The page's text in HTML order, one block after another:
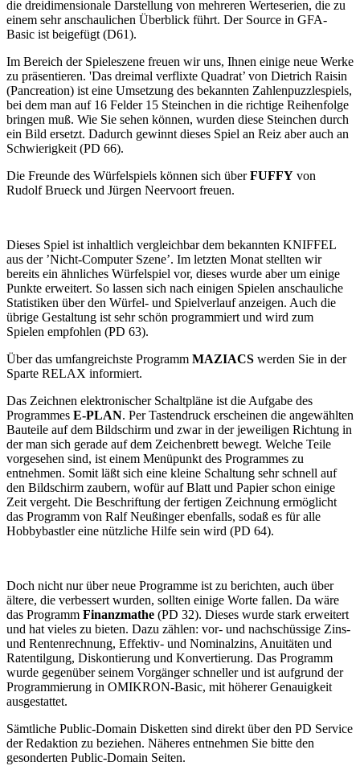
die dreidimensionale Darstellung von mehreren Werteserien, die zu
einem sehr anschaulichen Überblick führt. Der Source in GFA-
Basic ist beigefügt (D61).
Im Bereich der Spieleszene freuen wir uns, Ihnen einige neue Werke
zu präsentieren. 'Das dreimal verflixte Quadrat’ von Dietrich Raisin
(Pancreation) ist eine Umsetzung des bekannten Zahlenpuzzlespiels,
bei dem man auf 16 Felder 15 Steinchen in die richtige Reihenfolge
bringen muß. Wie Sie sehen können, wurden diese Steinchen durch
ein Bild ersetzt. Dadurch gewinnt dieses Spiel an Reiz aber auch an
Schwierigkeit (PD 66).
Die Freunde des Würfelspiels können sich überFUFFY von
Rudolf Brueck und Jürgen Neervoort freuen.
Dieses Spiel ist inhaltlich vergleichbar dem bekannten KNIFFEL
aus der ’Nicht-Computer Szene’. Im letzten Monat stellten wir
bereits ein ähnliches Würfelspiel vor, dieses wurde aber um einige
Punkte erweitert. So lassen sich nach einigen Spielen anschauliche
Statistiken über den Würfel- und Spielverlauf anzeigen. Auch die
übrige Gestaltung ist sehr schön programmiert und wird zum
Spielen empfohlen (PD 63).
Über das umfangreichste Programm MAZIACS werden Sie in der
Sparte RELAX informiert.
Das Zeichnen elektronischer Schaltpläne ist die Aufgabe des
Programmes E-PLAN. Per Tastendruck erscheinen die angewählten
Bauteile auf dem Bildschirm und zwar in der jeweiligen Richtung in
der man sich gerade auf dem Zeichenbrett bewegt. Welche Teile
vorgesehen sind, ist einem Menüpunkt des Programmes zu
entnehmen. Somit läßt sich eine kleine Schaltung sehr schnell auf
den Bildschirm zaubern, wofür auf Blatt und Papier schon einige
Zeit vergeht. Die Beschriftung der fertigen Zeichnung ermöglicht
das Programm von Ralf Neußinger ebenfalls, sodaß es für alle
Hobbybastler eine nützliche Hilfe sein wird (PD 64).
Doch nicht nur über neue Programme ist zu berichten, auch über
ältere, die verbessert wurden, sollten einige Worte fallen. Da wäre
das Programm Finanzmathe (PD 32). Dieses wurde stark erweitert
und hat vieles zu bieten. Dazu zählen: vor- und nachschüssige Zins-
und Rentenrechnung, Effektiv- und Nominalzins, Anuitäten und
Ratentilgung, Diskontierung und Konvertierung. Das Programm
wurde gegenüber seinem Vorgänger schneller und ist aufgrund der
Programmierung in OMIKRON-Basic, mit höherer Genauigkeit
ausgestattet.
Sämtliche Public-Domain Disketten sind direkt über den PD Service
der Redaktion zu beziehen. Näheres entnehmen Sie bitte den
gesonderten Public-Domain Seiten.